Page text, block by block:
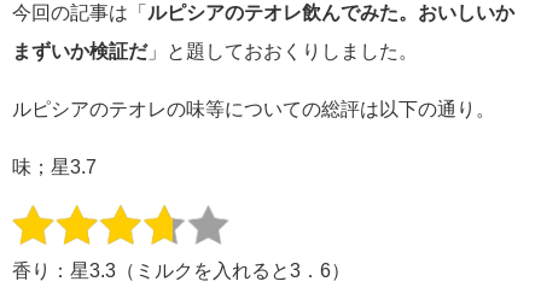
今回の記事は「ルピシアのテオレ飲んでみた。おいしいか
まずいか検証だ」と題しておおくりしました。
ルピシアのテオレの味等についての総評は以下の通り。
味；星3.7
香り：星3.3（ミルクを入れると3．6）